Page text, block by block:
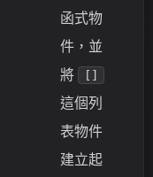
函式物
件，並
將
[]
這個列
表物件
建立起